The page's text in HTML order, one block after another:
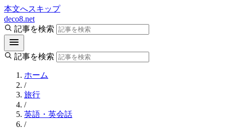
本文へスキップ
deco8.net
記事を検索
記事を検索
ホーム
/
旅行
/
英語・英会話
/